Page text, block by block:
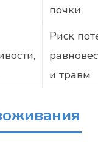
почки
Риск
и травм